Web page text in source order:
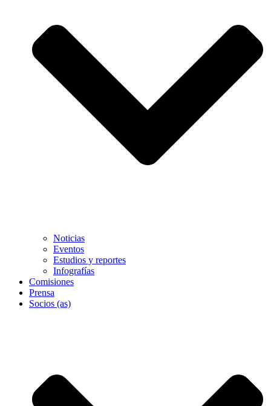
Noticias
Eventos
Estudios y reportes
Infografías
Comisiones
Prensa
Socios (as)